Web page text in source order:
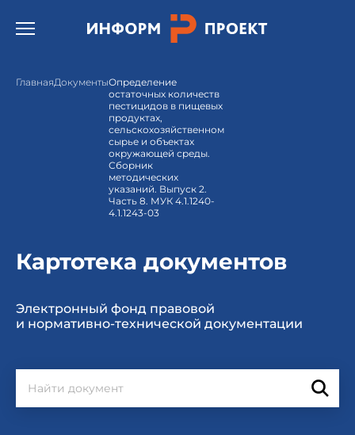
Открыть бургер меню.
ГлавнаяДокументыОпределение
остаточных количеств
пестицидов в пищевых
продуктах,
сельскохозяйственном
сырье и объектах
окружающей среды.
Сборник
методических
указаний. Выпуск 2.
Часть 8. МУК 4.1.1240-
4.1.1243-03
Картотека документов
Электронный фонд правовой
и нормативно-технической документации